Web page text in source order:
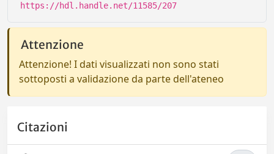
https://hdl.handle.net/11585/207
Attenzione
Attenzione! I dati visualizzati non sono stati
sottoposti a validazione da parte dell'ateneo
Citazioni